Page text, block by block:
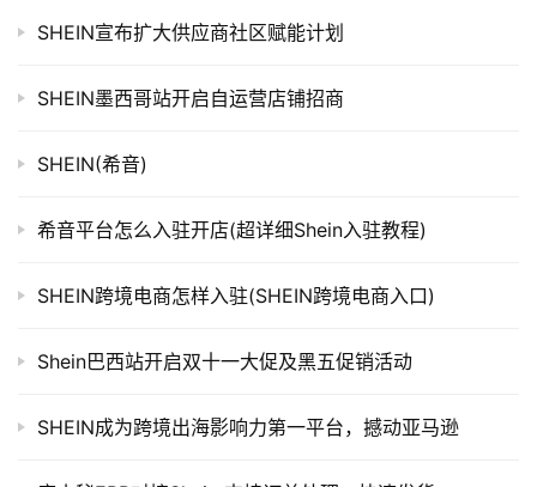
SHEIN宣布扩大供应商社区赋能计划
SHEIN墨西哥站开启自运营店铺招商
SHEIN(希音)
希音平台怎么入驻开店(超详细Shein入驻教程)
SHEIN跨境电商怎样入驻(SHEIN跨境电商入口)
Shein巴西站开启双十一大促及黑五促销活动
SHEIN成为跨境出海影响力第一平台，撼动亚马逊